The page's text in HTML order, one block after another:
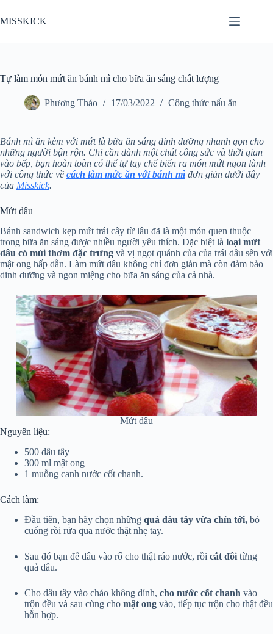
đến
phần
MISSKICK
Tự làm món mứt ăn bánh mì cho bữa ăn sáng chất lượng
Phương Thảo 17/03/2022 Công thức nấu ăn
Bánh mì ăn kèm với mứt là bữa ăn sáng dinh dưỡng nhanh gọn cho
những người bận rộn. Chỉ cần dành một chút công sức và thời gian
vào bếp, bạn hoàn toàn có thể tự tay chế biến ra món mứt ngon lành
với công thức về cách làm mức ăn với bánh mì đơn giản dưới đây
của Misskick.
Mứt dâu
Bánh sandwich kẹp mứt trái cây từ lâu đã là một món quen thuộc
trong bữa ăn sáng được nhiều người yêu thích. Đặc biệt là loại mứt
dâu có mùi thơm đặc trưng và vị ngọt quánh của của trái dâu sên với
mật ong hấp dẫn. Làm mứt dâu không chỉ đơn giản mà còn đảm bảo
dinh dưỡng và ngon miệng cho bữa ăn sáng của cả nhà.
Mứt dâu
Nguyên liệu:
500 dâu tây
300 ml mật ong
1 muỗng canh nước cốt chanh.
Cách làm:
Đầu tiên, bạn hãy chọn những quả dâu tây vừa chín tới, bỏ
cuống rồi rửa qua nước thật nhẹ tay.
Sau đó bạn để dâu vào rổ cho thật ráo nước, rồi cắt đôi từng
quả dâu.
Cho dâu tây vào chảo không dính, cho nước cốt chanh vào
trộn đều và sau cùng cho mật ong vào, tiếp tục trộn cho thật đều
hỗn hợp.